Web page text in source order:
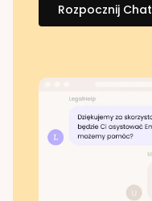
Rozpocznij Chat